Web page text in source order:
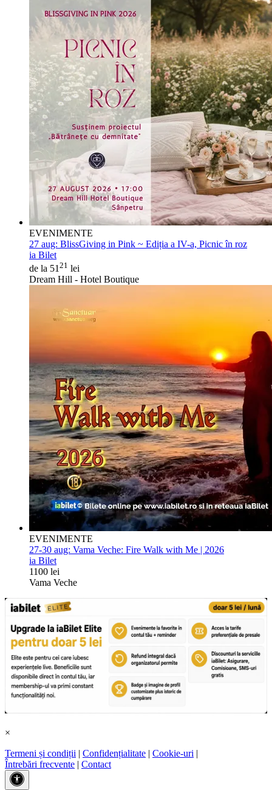
EVENIMENTE
27 aug: BlissGiving in Pink ~ Ediția a IV-a, Picnic în roz
ia Bilet
de la 51 21 lei
Dream Hill - Hotel Boutique
EVENIMENTE
27-30 aug: Vama Veche: Fire Walk with Me | 2026
ia Bilet
1100 lei
Vama Veche
×
Termeni și condiții | Confidențialitate | Cookie-uri |
Întrebări frecvente | Contact